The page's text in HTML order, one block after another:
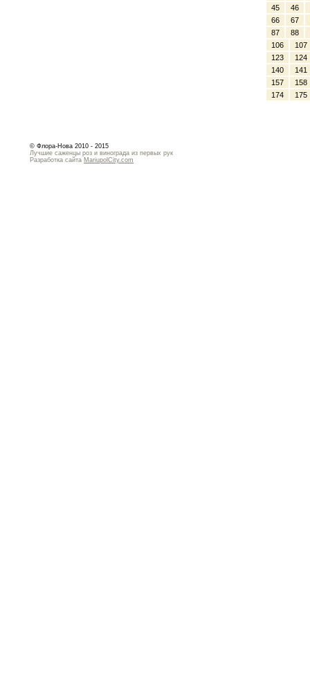
45
46
66
67
87
88
106
107
123
124
140
141
157
158
174
175
© Флора-Нова 2010 - 2015
Лучшие саженцы роз и винограда из первых рук
Разработка сайта MariupolCity.com